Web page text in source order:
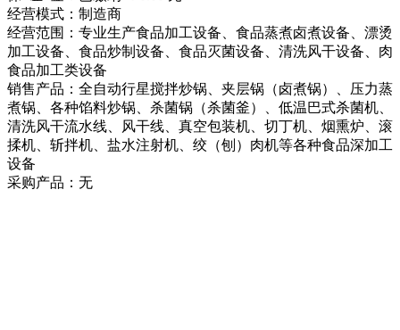
经营模式：制造商
经营范围：专业生产食品加工设备、食品蒸煮卤煮设备、漂烫
加工设备、食品炒制设备、食品灭菌设备、清洗风干设备、肉
食品加工类设备
销售产品：全自动行星搅拌炒锅、夹层锅（卤煮锅）、压力蒸
煮锅、各种馅料炒锅、杀菌锅（杀菌釜）、低温巴式杀菌机、
清洗风干流水线、风干线、真空包装机、切丁机、烟熏炉、滚
揉机、斩拌机、盐水注射机、绞（刨）肉机等各种食品深加工
设备
采购产品：无